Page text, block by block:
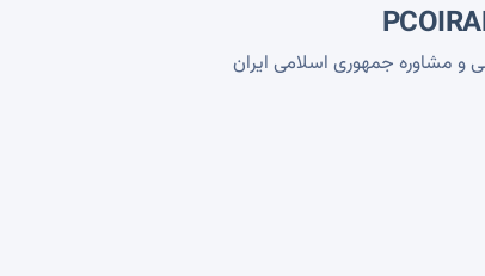
و مشاوره جمهوری اسلامی ایران